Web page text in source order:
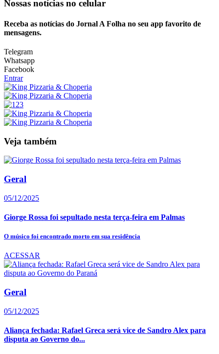
Nossas notícias no celular
Receba as notícias do Jornal A Folha no seu app favorito de
mensagens.
Telegram
Whatsapp
Facebook
Entrar
Veja também
Geral
05/12/2025
Giorge Rossa foi sepultado nesta terça-feira em Palmas
O músico foi encontrado morto em sua residência
ACESSAR
Geral
05/12/2025
Aliança fechada: Rafael Greca será vice de Sandro Alex para
disputa ao Governo do...